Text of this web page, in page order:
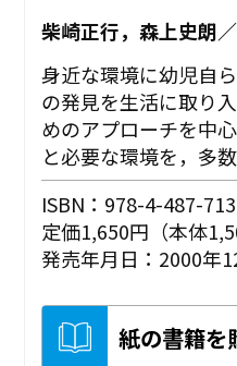
柴崎正行，森上史朗
身近な環境に幼児自
の発見を生活に取り
めのアプローチを中
と必要な環境を，多
ISBN：978-4-487-
定価1,650円（本体
発売年月日：2000年
紙の書籍を